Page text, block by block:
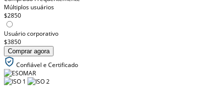
Múltiplos usuários
$2850
Usuário corporativo
$3850
Comprar agora
Confiável e Certificado